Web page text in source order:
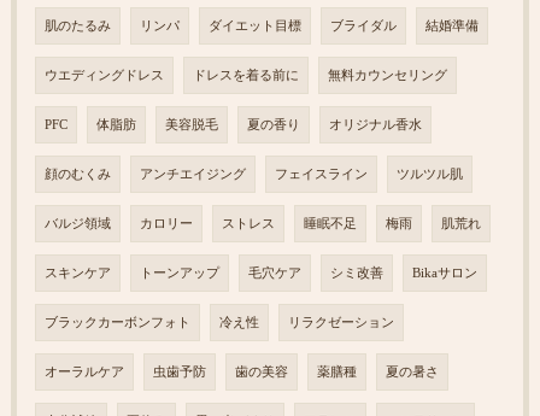
肌のたるみ リンパ ダイエット目標 ブライダル 結婚準備
ウエディングドレス ドレスを着る前に 無料カウンセリング
PFC 体脂肪 美容脱毛 夏の香り オリジナル香水
顔のむくみ アンチエイジング フェイスライン ツルツル肌
バルジ領域 カロリー ストレス 睡眠不足 梅雨 肌荒れ
スキンケア トーンアップ 毛穴ケア シミ改善 Bikaサロン
ブラックカーボンフォト 冷え性 リラクゼーション
オーラルケア 虫歯予防 歯の美容 薬膳種 夏の暑さ